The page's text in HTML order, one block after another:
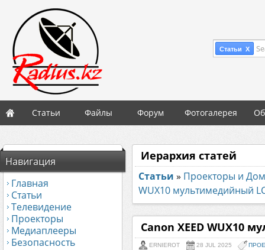
Статьи X
Статьи Файлы Форум Фотогалерея
Навигация
Главная
Статьи
Телевидение
Проекторы
Медиаплееры
Безопасность
Иерархия статей
Статьи » Проекторы и
WUX10 мультимедийный
Canon XEED WUX10
ERNIEROT 28 JUL 2025